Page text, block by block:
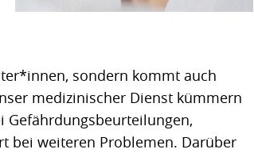
sondern kommt auch
medizinischer Dienst kümmern
bei weiteren Problemen. Darüber